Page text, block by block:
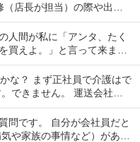
店長が担当）の際や出勤
」という理由で...
人間が私に「アンタ、たく
買えよ。」と言って来ま
して働いた金で...
な？ まず正社員で介護はで
できません。 運送会社の
去にうつ...
問です。 自分が会社員だと
や家族の事情など）があ